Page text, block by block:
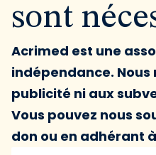
sont
Acrimed est une
indépendance. Nous
publicité ni aux
Vous pouvez nous
don ou en adhérant